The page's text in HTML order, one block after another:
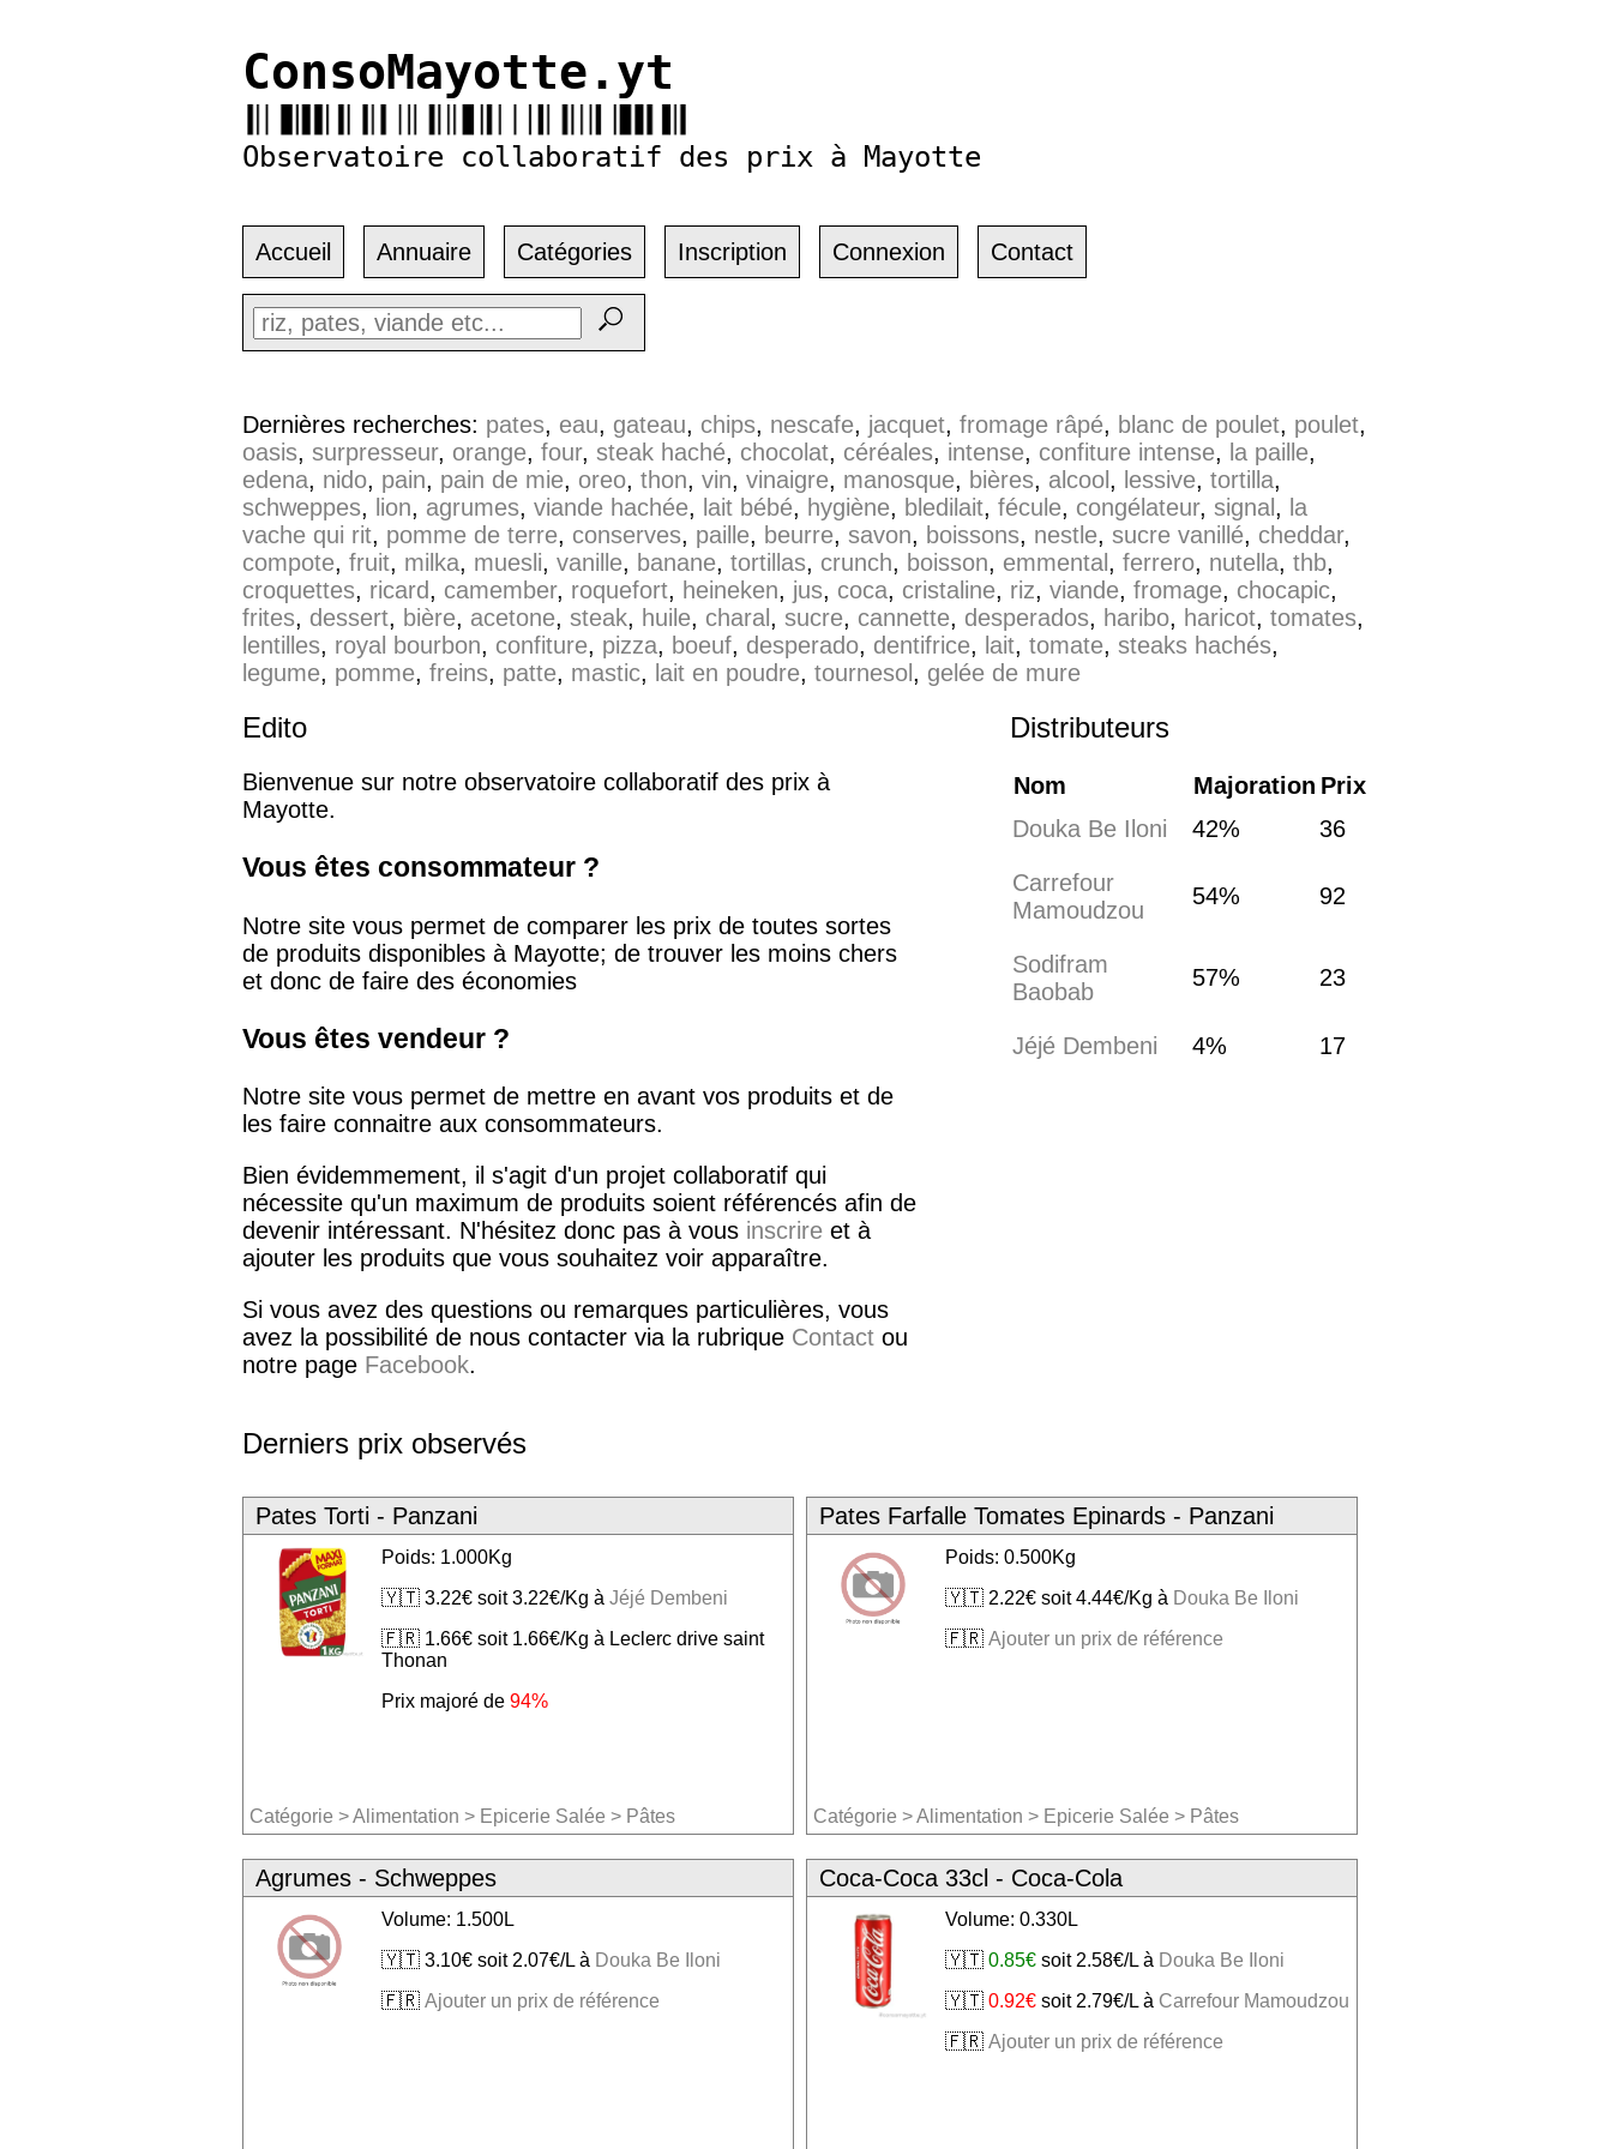
ConsoMayotte.yt
Observatoire collaboratif des prix à Mayotte
Accueil Annuaire Catégories Inscription Connexion Contact
Dernières recherches: pates, eau, gateau, chips, nescafe, jacquet, fromage râpé, blanc de poulet, poulet,
oasis, surpresseur, orange, four, steak haché, chocolat, céréales, intense, confiture intense, la paille,
edena, nido, pain, pain de mie, oreo, thon, vin, vinaigre, manosque, bières, alcool , lessive, tortilla,
schweppes, lion, agrumes, viande hachée, lait bébé, hygiène, bledilait, fécule, congélateur, signal , la
vache qui rit, pomme de terre, conserves, paille, beurre, savon, boissons, nestle, sucre vanillé, cheddar,
compote, fruit, milka, muesli, vanille, banane, tortillas, crunch, boisson, emmental , ferrero, nutella, thb,
croquettes, ricard, camember, roquefort, heineken, jus, coca, cristaline, riz, viande, fromage, chocapic,
frites, dessert, bière, acetone, steak, huile, charal , sucre, cannette, desperados, haribo, haricot, tomates,
lentilles, royal bourbon, confiture, pizza, boeuf, desperado, dentifrice, lait, tomate, steaks hachés,
legume, pomme, freins, patte, mastic, lait en poudre, tournesol , gelée de mure
Edito
Bienvenue sur notre observatoire collaboratif des prix à
Mayotte.
Vous êtes consommateur ?
Notre site vous permet de comparer les prix de toutes sortes
de produits disponibles à Mayotte; de trouver les moins chers
et donc de faire des économies
Vous êtes vendeur ?
Notre site vous permet de mettre en avant vos produits et de
les faire connaitre aux consommateurs.
Bien évidemmement, il s'agit d'un projet collaboratif qui
nécessite qu'un maximum de produits soient référencés afin de
devenir intéressant. N'hésitez donc pas à vous inscrire et à
ajouter les produits que vous souhaitez voir apparaître.
Si vous avez des questions ou remarques particulières, vous
avez la possibilité de nous contacter via la rubrique Contact ou
notre page Facebook.
Distributeurs
Nom Majoration Prix
Douka Be Iloni
42% 36
Carrefour
Mamoudzou
54% 92
Sodifram
Baobab
57% 23
Jéjé Dembeni 4% 17
Derniers prix observés
Pates Torti - Panzani
Poids: 1.000Kg
🇾🇹 3.22€ soit 3.22€/Kg à Jéjé Dembeni
🇫🇷 1.66€ soit 1.66€/Kg à Leclerc drive saint
Thonan
Prix majoré de 94%
Catégorie >Alimentation > Epicerie Salée > Pâtes
Pates Farfalle Tomates Epinards - Panzani
Poids: 0.500Kg
🇾🇹 2.22€ soit 4.44€/Kg à Douka Be Iloni
🇫🇷 Ajouter un prix de référence
Catégorie >Alimentation > Epicerie Salée > Pâtes
Agrumes - Schweppes
Volume: 1.500L
🇾🇹 3.10€ soit 2.07€/L à Douka Be Iloni
🇫🇷 Ajouter un prix de référence
Coca-Coca 33cl - Coca-Cola
Volume: 0.330L
🇾🇹 0.85€soit 2.58€/L à Douka Be Iloni
🇾🇹 0.92€soit 2.79€/L à Carrefour Mamoudzou
🇫🇷 Ajouter un prix de référence